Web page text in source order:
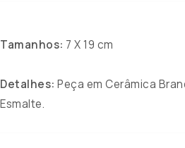
Tamanhos: 7 X 19 cm
Detalhes: Peça em Cerâmica
Esmalte.